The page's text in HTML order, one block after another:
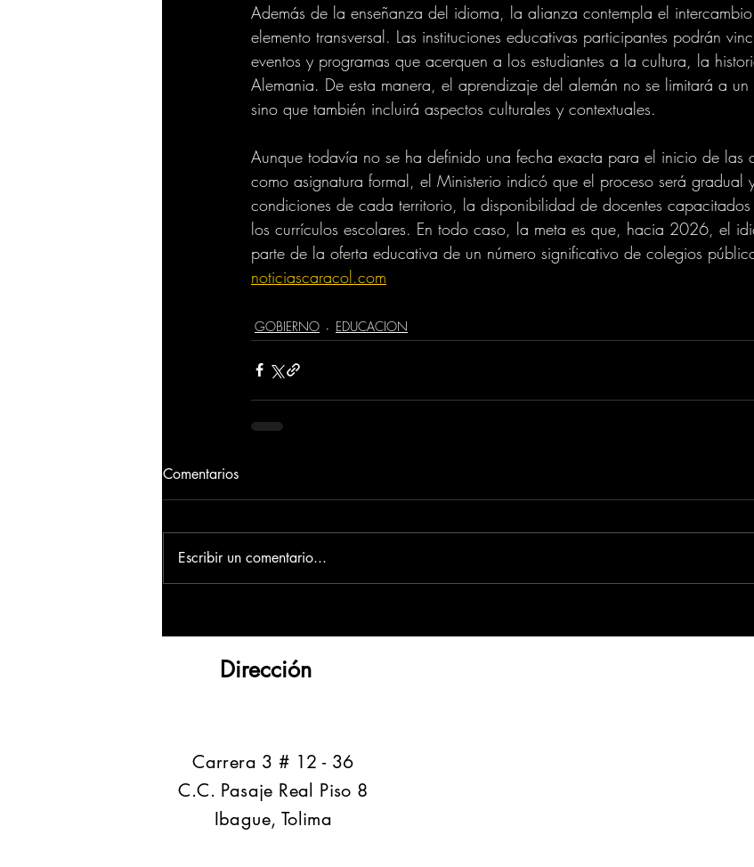
Además de la enseñanza del idioma, la alianza contempla el
elemento transversal. Las instituciones educativas participantes podrán
eventos y programas que acerquen a los estudiantes a la cultura, la
Alemania. De esta manera, el aprendizaje del alemán no se limitará a un
sino que también incluirá aspectos culturales y contextuales.
Aunque todavía no se ha definido una fecha exacta para el inicio de las
como asignatura formal, el Ministerio indicó que el proceso será gradual
condiciones de cada territorio, la disponibilidad de docentes
los currículos escolares. En todo caso, la meta es que, hacia 2026, el
parte de la oferta educativa de un número significativo de colegios
noticiascaracol.com
GOBIERNO EDUCACION
Comentarios
Escribir un comentario...
Dirección
​Carrera 3 # 12 - 36
C.C. Pasaje Real Piso 8
Ibague, Tolima